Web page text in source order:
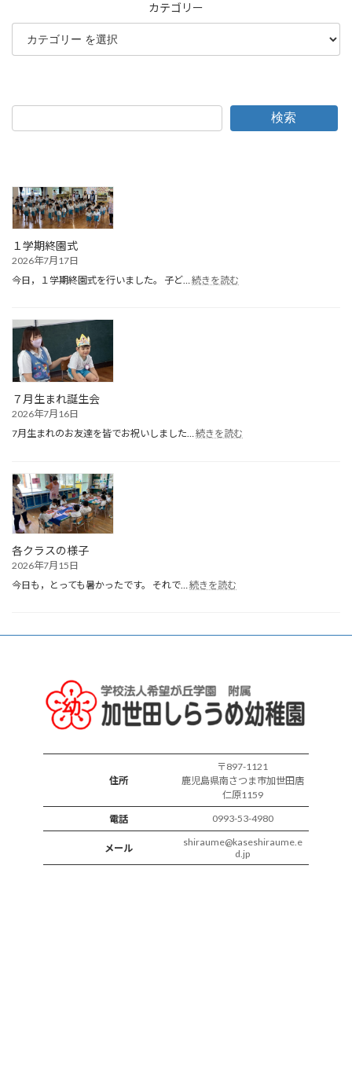
カテゴリー
検索
１学期終園式
2026年7月17日
今日，１学期終園式を行いました。 子ど…続きを読む
７月生まれ誕生会
2026年7月16日
7月生まれのお友達を皆でお祝いしました…続きを読む
各クラスの様子
2026年7月15日
今日も，とっても暑かったです。 それで…続きを読む
ス
住所
〒897-1121
鹿児島県南さつま市加世田唐
仁原1159
電話 0993-53-4980
メール
shiraume@kaseshiraume.e
d.jp